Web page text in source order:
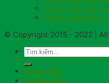
Chính sách đổi trả
Chính sách đại lý
© Copyright 2015 - 2022 |
Trang chủ
Hướng dẫn